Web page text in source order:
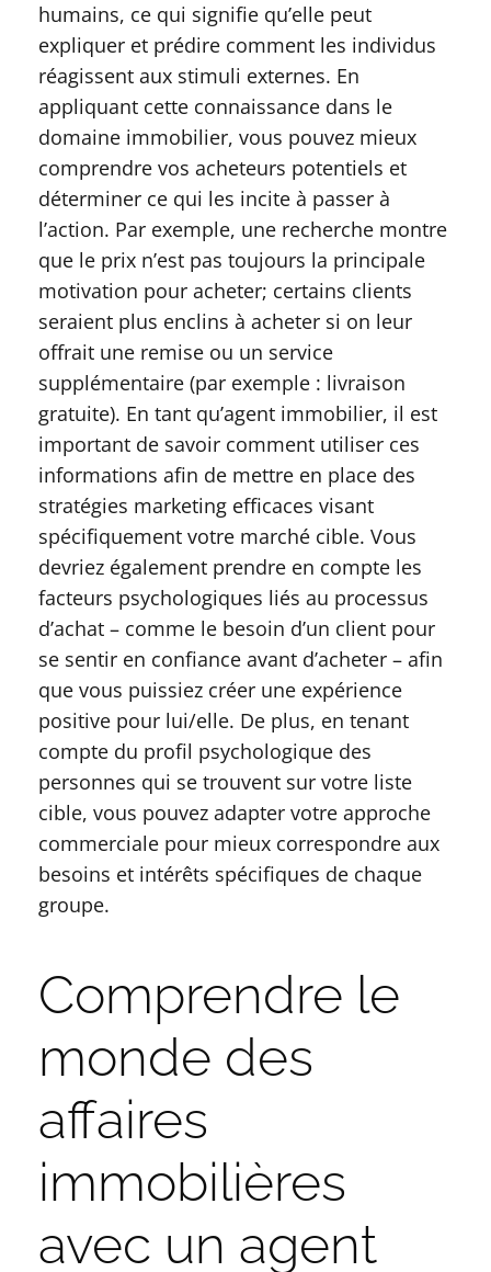
humains, ce qui signifie qu’elle peut
expliquer et prédire comment les individus
réagissent aux stimuli externes. En
appliquant cette connaissance dans le
domaine immobilier, vous pouvez mieux
comprendre vos acheteurs potentiels et
déterminer ce qui les incite à passer à
l’action. Par exemple, une recherche montre
que le prix n’est pas toujours la principale
motivation pour acheter; certains clients
seraient plus enclins à acheter si on leur
offrait une remise ou un service
supplémentaire (par exemple : livraison
gratuite). En tant qu’agent immobilier, il est
important de savoir comment utiliser ces
informations afin de mettre en place des
stratégies marketing efficaces visant
spécifiquement votre marché cible. Vous
devriez également prendre en compte les
facteurs psychologiques liés au processus
d’achat – comme le besoin d’un client pour
se sentir en confiance avant d’acheter – afin
que vous puissiez créer une expérience
positive pour lui/elle. De plus, en tenant
compte du profil psychologique des
personnes qui se trouvent sur votre liste
cible, vous pouvez adapter votre approche
commerciale pour mieux correspondre aux
besoins et intérêts spécifiques de chaque
groupe.
Comprendre le
monde des
affaires
immobilières
avec un agent